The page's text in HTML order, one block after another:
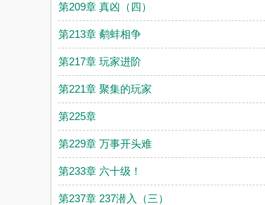
第209章 真凶（四）
第213章 鹬蚌相争
第217章 玩家进阶
第221章 聚集的玩家
第225章
第229章 万事开头难
第233章 六十级！
第237章 237潜入（三）